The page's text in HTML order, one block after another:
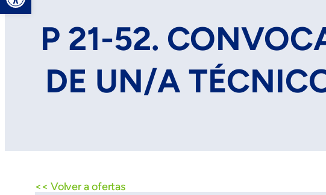
P 21-52.
DE UN/A
<< Volver a ofertas